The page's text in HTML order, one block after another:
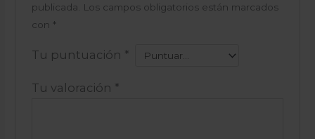
publicada.
Los campos obligatorios están marcados
con *
Tu puntuación *
Tu valoración *